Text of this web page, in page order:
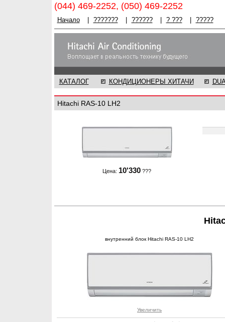
(044) 469-2252, (050) 469-2252
Начало ??????? ?????? ? ??? ?????
КАТАЛОГ КОНДИЦИОНЕРЫ ХИТАЧИ
Hitachi RAS-10 LH2
Цена: 10'330 ???
внутренний блок Hitachi RAS-10 LH2
Увеличить